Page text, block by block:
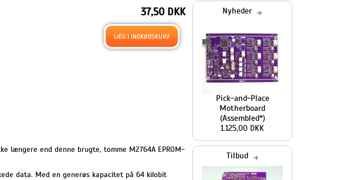
37,50 DKK
længere end denne brugte, tomme M2764A EPROM-
data. Med en generøs kapacitet på 64 kilobit
Nyheder
Pick-and-Place
Motherboard
(Assembled*)
1.125,00 DKK
Tilbud